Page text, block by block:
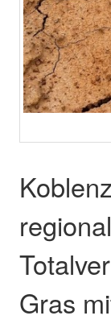
Gras